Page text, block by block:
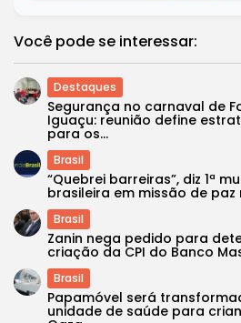
Você pode se interessar:
Destaques
Segurança no carnaval de
Iguaçu: reunião define
para os...
Brasil
“Quebrei barreiras”, diz 1ª
brasileira em missão de paz
Brasil
Zanin nega pedido para
criação da CPI do Banco
Brasil
Papamóvel será
unidade de saúde para